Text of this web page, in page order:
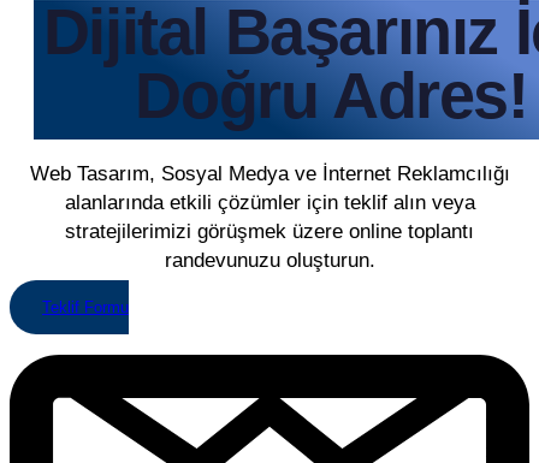
Dijital Başarınız
Doğru Adres!
Web Tasarım, Sosyal Medya ve İnternet Reklamcılığı
alanlarında etkili çözümler için teklif alın veya
stratejilerimizi görüşmek üzere online toplantı
randevunuzu oluşturun.
Teklif Formu